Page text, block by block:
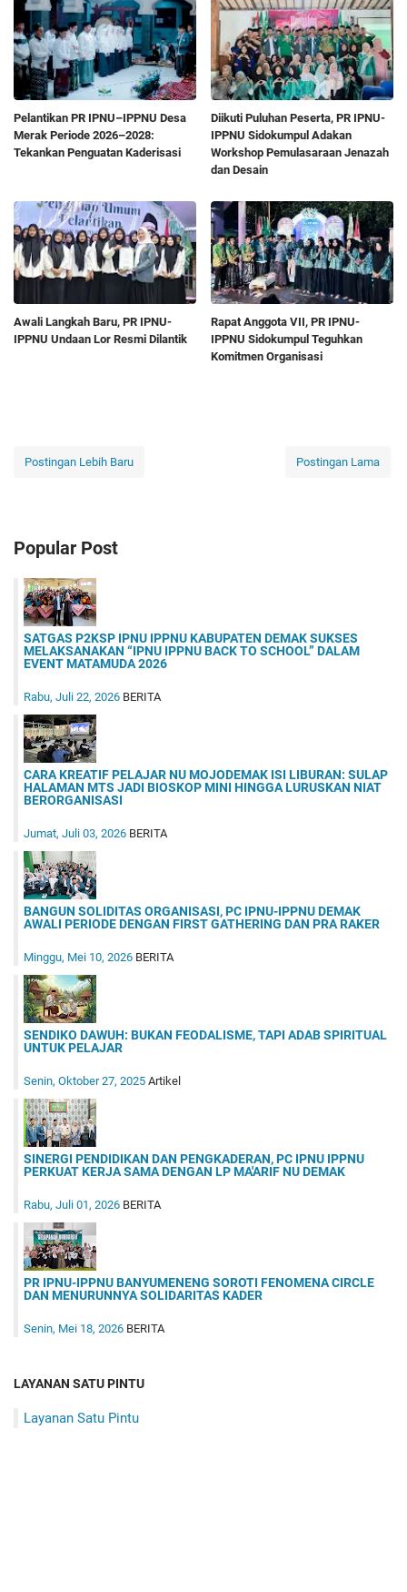
Pelantikan PR IPNU–IPPNU Desa
Merak Periode 2026–2028:
Tekankan Penguatan Kaderisasi
Diikuti Puluhan Peserta, PR IPNU-
IPPNU Sidokumpul Adakan
Workshop Pemulasaraan Jenazah
dan Desain
Awali Langkah Baru, PR IPNU-
IPPNU Undaan Lor Resmi Dilantik
Rapat Anggota VII, PR IPNU-
IPPNU Sidokumpul Teguhkan
Komitmen Organisasi
Postingan Lebih Baru Postingan Lama
Popular Post
SATGAS P2KSP IPNU IPPNU KABUPATEN DEMAK SUKSES
MELAKSANAKAN “IPNU IPPNU BACK TO SCHOOL” DALAM
EVENT MATAMUDA 2026
Rabu, Juli 22, 2026 BERITA
CARA KREATIF PELAJAR NU MOJODEMAK ISI LIBURAN: SULAP
HALAMAN MTS JADI BIOSKOP MINI HINGGA LURUSKAN NIAT
BERORGANISASI
Jumat, Juli 03, 2026 BERITA
BANGUN SOLIDITAS ORGANISASI, PC IPNU-IPPNU DEMAK
AWALI PERIODE DENGAN FIRST GATHERING DAN PRA RAKER
Minggu, Mei 10, 2026 BERITA
SENDIKO DAWUH: BUKAN FEODALISME, TAPI ADAB SPIRITUAL
UNTUK PELAJAR
Senin, Oktober 27, 2025 Artikel
SINERGI PENDIDIKAN DAN PENGKADERAN, PC IPNU IPPNU
PERKUAT KERJA SAMA DENGAN LP MA'ARIF NU DEMAK
Rabu, Juli 01, 2026 BERITA
PR IPNU-IPPNU BANYUMENENG SOROTI FENOMENA CIRCLE
DAN MENURUNNYA SOLIDARITAS KADER
Senin, Mei 18, 2026 BERITA
LAYANAN SATU PINTU
Layanan Satu Pintu